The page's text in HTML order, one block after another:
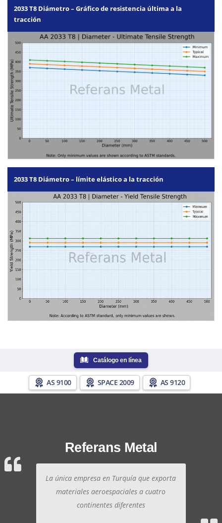
2033 T8 Diámetro – Gráfico de resistencia última a la
tracción
2033 T8 Diámetro – límite elástico a la tracción
Catálogo en línea
AS 9100 SPACE 2009 AS 9120
Referans Metal
La única empresa en Turquía que exporta
materiales aeroespaciales a cuatro
continentes diferentes